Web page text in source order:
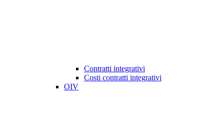
Contratti integrativi
Costi contratti integrativi
OIV